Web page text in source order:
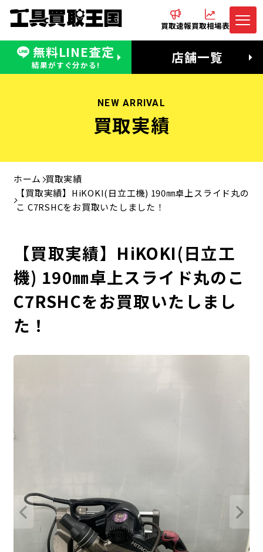
買取速報買取相場表
無料LINE査定
結果がすぐ分かる! 店舗一覧
無料LINE査定
受付：11:00〜19:00 木曜定休日
電話でお問合わせ
営業時間：11:00〜20:00
NEW ARRIVAL
買取実績
ホーム 買取実績
【買取実績】HiKOKI(日立工機) 190㎜卓上スライド丸の
こ C7RSHCをお買取いたしました！
【買取実績】HiKOKI(日立工
機) 190㎜卓上スライド丸のこ
C7RSHCをお買取いたしまし
た！